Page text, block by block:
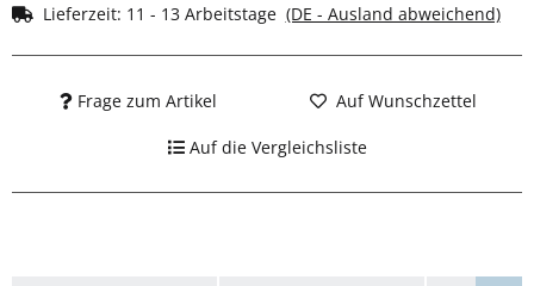
Lieferzeit: 11 - 13 Arbeitstage (DE - Ausland abweichend)
Frage zum Artikel Auf Wunschzettel
Auf die Vergleichsliste